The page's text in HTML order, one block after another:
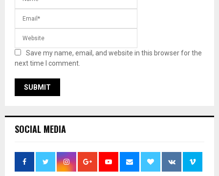
Save my name, email, and website in this browser for the
next time I comment.
SOCIAL MEDIA